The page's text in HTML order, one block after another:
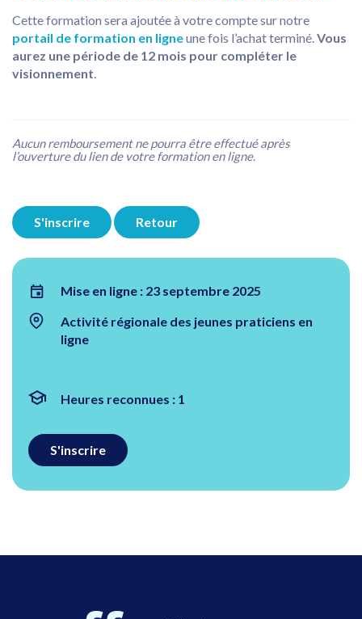
Cette formation sera ajoutée à votre compte sur notre
portail de formation en ligneune fois l’achat terminé.Vous
aurez une période de 12 mois pour compléter le
visionnement.
Aucun remboursement ne pourra être effectué après
l’ouverture du lien de votre formation en ligne.
S'inscrire Retour
Mise en ligne : 23 septembre 2025
Activité régionale des jeunes praticiens en
ligne
Heures reconnues : 1
S'inscrire